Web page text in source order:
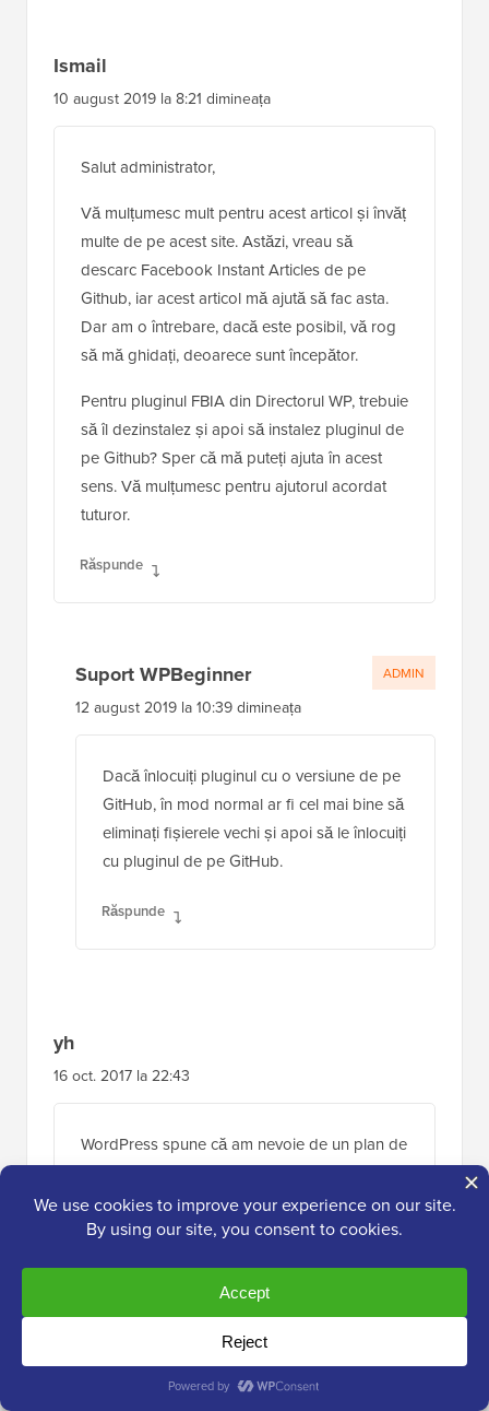
Ismail
10 august 2019 la 8:21 dimineața
Salut administrator,
Vă mulțumesc mult pentru acest articol și învăț
multe de pe acest site. Astăzi, vreau să
descarc Facebook Instant Articles de pe
Github, iar acest articol mă ajută să fac asta.
Dar am o întrebare, dacă este posibil, vă rog
să mă ghidați, deoarece sunt începător.
Pentru pluginul FBIA din Directorul WP, trebuie
să îl dezinstalez și apoi să instalez pluginul de
pe Github? Sper că mă puteți ajuta în acest
sens. Vă mulțumesc pentru ajutorul acordat
tuturor.
Răspunde
Suport WPBeginner
12 august 2019 la 10:39 dimineața
Dacă înlocuiți pluginul cu o versiune de pe
GitHub, în mod normal ar fi cel mai bine să
eliminați fișierele vechi și apoi să le înlocuiți
cu pluginul de pe GitHub.
Răspunde
ADMIN
yh
16 oct. 2017 la 22:43
WordPress spune că am nevoie de un plan de
afaceri pentru a adăuga pluginuri. Există vreo
modalitate de a ocoli acest lucru? Sau există
vreo modalitate de a recupera o postare
găsesc postarea nicăieri.